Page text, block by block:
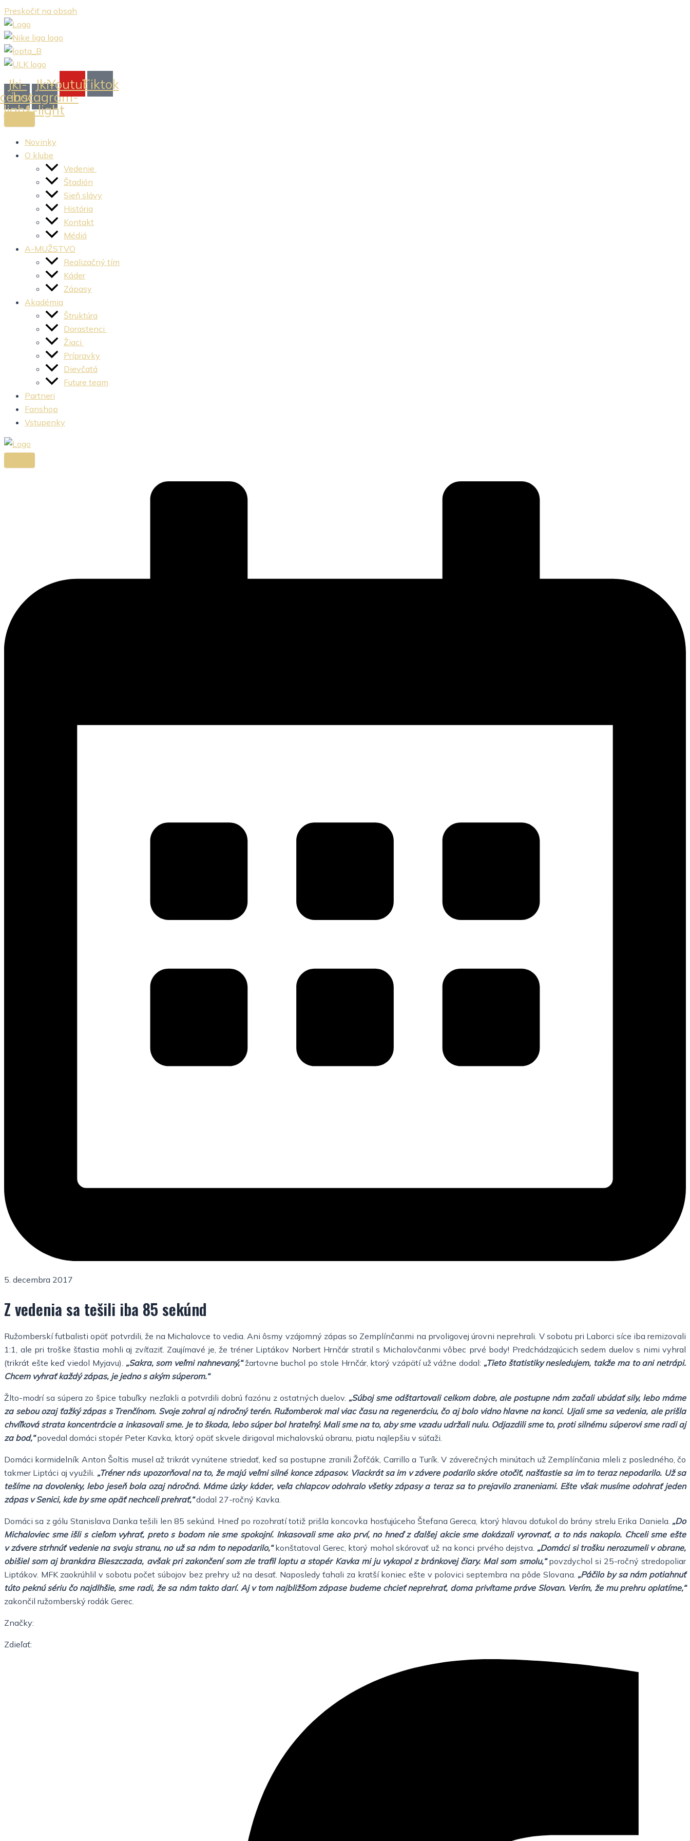
Preskočiť na obsah
Jki-
light
Jki-
instagram-
1-light
YoutubeTiktok
Novinky
O klube
Vedenie
Štadión
Sieň slávy
História
Kontakt
Médiá
A-MUŽSTVO
Realizačný tím
Káder
Zápasy
Akadémia
Štruktúra
Dorastenci
Žiaci
Prípravky
Dievčatá
Future team
Partneri
Fanshop
Vstupenky
5. decembra 2017
Z vedenia sa tešili iba 85 sekúnd
Ružomberskí futbalisti opäť potvrdili, že na Michalovce to vedia. Ani ôsmy vzájomný zápas so Zemplínčanmi na prvoligovej úrovni neprehrali. V sobotu pri Laborci síce iba remizovali
1:1, ale pri troške šťastia mohli aj zvíťaziť. Zaujímavé je, že tréner Liptákov Norbert Hrnčár stratil s Michalovčanmi vôbec prvé body! Predchádzajúcich sedem duelov s nimi vyhral
(trikrát ešte keď viedol Myjavu). „Sakra, som veľmi nahnevaný,“žartovne buchol po stole Hrnčár, ktorý vzápätí už vážne dodal: „Tieto štatistiky nesledujem, takže ma to ani netrápi.
Chcem vyhrať každý zápas, je jedno s akým súperom.“
Žlto-modrí sa súpera zo špice tabuľky nezľakli a potvrdili dobrú fazónu z ostatných duelov. „Súboj sme odštartovali celkom dobre, ale postupne nám začali ubúdať sily, lebo máme
za sebou ozaj ťažký zápas s Trenčínom. Svoje zohral aj náročný terén. Ružomberok mal viac času na regeneráciu, čo aj bolo vidno hlavne na konci. Ujali sme sa vedenia, ale prišla
chvíľková strata koncentrácie a inkasovali sme. Je to škoda, lebo súper bol hrateľný. Mali sme na to, aby sme vzadu udržali nulu. Odjazdili sme to, proti silnému súperovi sme radi aj
za bod,“povedal domáci stopér Peter Kavka, ktorý opäť skvele dirigoval michalovskú obranu, piatu najlepšiu v súťaži.
Domáci kormidelník Anton Šoltis musel až trikrát vynútene striedať, keď sa postupne zranili Žofčák, Carrillo a Turík. V záverečných minútach už Zemplínčania mleli z posledného, čo
takmer Liptáci aj využili. „Tréner nás upozorňoval na to, že majú veľmi silné konce zápasov. Viackrát sa im v závere podarilo skóre otočiť, našťastie sa im to teraz nepodarilo. Už sa
tešíme na dovolenky, lebo jeseň bola ozaj náročná. Máme úzky káder, veľa chlapcov odohralo všetky zápasy a teraz sa to prejavilo zraneniami. Ešte však musíme odohrať jeden
zápas v Senici, kde by sme opäť nechceli prehrať,“dodal 27-ročný Kavka.
Domáci sa z gólu Stanislava Danka tešili len 85 sekúnd. Hneď po rozohratí totiž prišla koncovka hosťujúceho Štefana Gereca, ktorý hlavou doťukol do brány strelu Erika Daniela. „Do
Michaloviec sme išli s cieľom vyhrať, preto s bodom nie sme spokojní. Inkasovali sme ako prví, no hneď z ďalšej akcie sme dokázali vyrovnať, a to nás nakoplo. Chceli sme ešte
v závere strhnúť vedenie na svoju stranu, no už sa nám to nepodarilo,“konštatoval Gerec, ktorý mohol skórovať už na konci prvého dejstva. „Domáci si trošku nerozumeli v obrane,
obišiel som aj brankára Bieszczada, avšak pri zakončení som zle trafil loptu a stopér Kavka mi ju vykopol z bránkovej čiary. Mal som smolu,“povzdychol si 25-ročný stredopoliar
Liptákov. MFK zaokrúhlil v sobotu počet súbojov bez prehry už na desať. Naposledy ťahali za kratší koniec ešte v polovici septembra na pôde Slovana. „Páčilo by sa nám potiahnuť
túto peknú sériu čo najdlhšie, sme radi, že sa nám takto darí. Aj v tom najbližšom zápase budeme chcieť neprehrať, doma privítame práve Slovan. Verím, že mu prehru oplatíme,“
zakončil ružomberský rodák Gerec.
Značky:
Zdieľať: